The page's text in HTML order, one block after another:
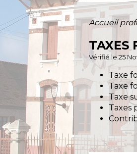
Accueil
TAXES
Vérifié le 25
Taxe
Taxe
Taxe
Taxes